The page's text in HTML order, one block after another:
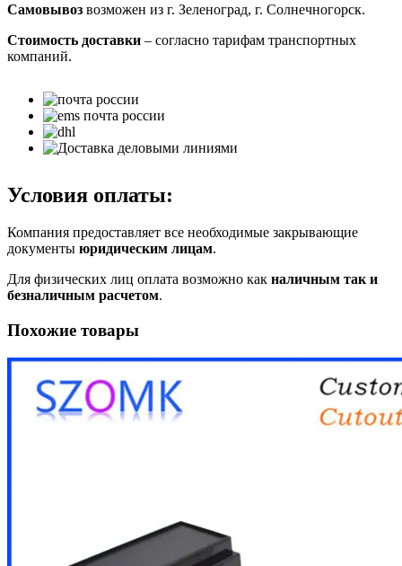
Самовывоз возможен из г. Зеленоград, г. Солнечногорск.
Стоимость доставки – согласно тарифам транспортных
компаний.
Условия оплаты:
Компания предоставляет все необходимые закрывающие
документы юридическим лицам.
Для физических лиц оплата возможно как наличным так и
безналичным расчетом.
Похожие товары